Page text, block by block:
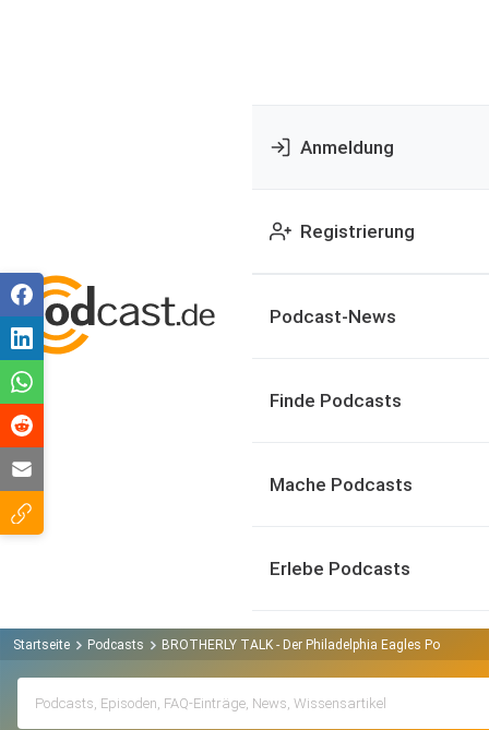
Anmeldung
Registrierung
Podcast-News
Finde Podcasts
Mache Podcasts
Erlebe Podcasts
Startseite Podcasts BROTHERLY TALK - Der Philadelphia Eagles Podcast